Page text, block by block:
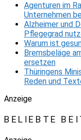
Agenturen im
Unternehmen
Alzheimer und
Pflegegrad
Warum ist
Bremsbeläge
ersetzen
Thüringens
Reden und
Anzeige
BELIEBTE